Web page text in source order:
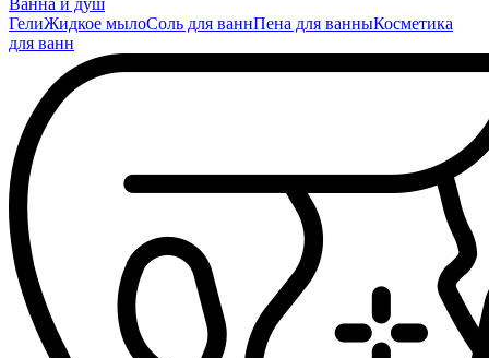
Ванна и душ
ГелиЖидкое мылоСоль для ваннПена для ванныКосметика
для ванн